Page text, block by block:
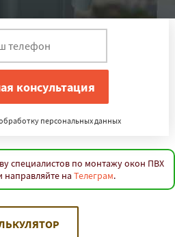
персональных данных
специалистов по монтажу окон ПВХ
направляйте на Телеграм.